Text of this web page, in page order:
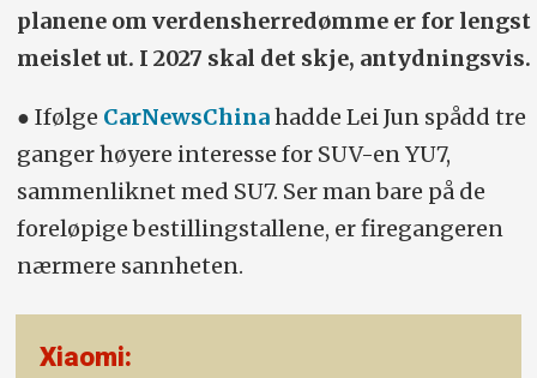
planene om verdensherredømme er for lengst
meislet ut. I 2027 skal det skje, antydningsvis.
● Ifølge CarNewsChinahadde Lei Jun spådd tre
ganger høyere interesse for SUV-en YU7,
sammenliknet med SU7. Ser man bare på de
foreløpige bestillingstallene, er firegangeren
nærmere sannheten.
Xiaomi: